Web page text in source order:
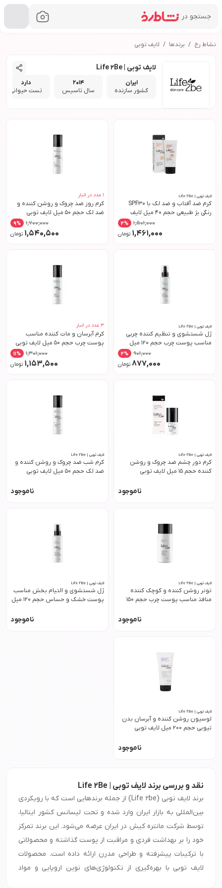
جستجو در
نشاط رخ برندها لایف توبی
لایف توبی | Life 2Be
ایران
کشور سازنده
2014
سال تاسیس
دارد
تست حیوانی
لایف توبی | Life 2Be
کرم ضد آفتاب و ضد لک با SPF30
رنگی بژ طبیعی حجم 40 میل لایف
1,501,000
2%
1,461,000 تومان
1 عدد در انبار
کرم روز ضد چروک و روشن کننده و
ضد لک حجم 50 میل لایف توبی
1,700,000
9%
1,540,500 تومان
لایف توبی | Life 2Be
ژل شستشوی و تنظیم کننده چربی
مناسب پوست چرب حجم 120 میل
901,000
2%
877,000 تومان
3 عدد در انبار
کرم آبرسان و مات کننده مناسب
پوست چرب حجم 50 میل لایف توبی
1,301,000
11%
1,153,500 تومان
لایف توبی | Life 2Be
کرم دور چشم ضد چروک و روشن
کننده حجم 15 میل لایف توبی
ناموجود
لایف توبی | Life 2Be
کرم شب ضد چروک و روشن کننده و
ضد لک حجم 50 میل لایف توبی
ناموجود
لایف توبی | Life 2Be
تونر روشن کننده و کوچک کننده
منافذ مناسب پوست چرب حجم 150
ناموجود
لایف توبی | Life 2Be
ژل شستشوی و التیام بخش مناسب
پوست خشک و حساس حجم 120 میل
ناموجود
لایف توبی | Life 2Be
لوسیون روشن کننده و آبرسان بدن
تیوبی حجم 200 میل لایف توبی
ناموجود
نقد و بررسی برند لایف توبی | Life 2Be
برند لایف توبی (Life 2be) از جمله برندهایی است که با رویکردی
بین‌المللی به بازار ایران وارد شده و تحت لیسانس کشور ایتالیا،
توسط شرکت مانتره کیش در ایران عرضه می‌شود. این برند تمرکز
خود را بر بهداشت فردی و مراقبت از پوست گذاشته و محصولاتی
با ترکیبات پیشرفته و طراحی مدرن ارائه داده است. محصولات
لایف توبی با بهره‌گیری از تکنولوژی‌های نوین اروپایی و مواد